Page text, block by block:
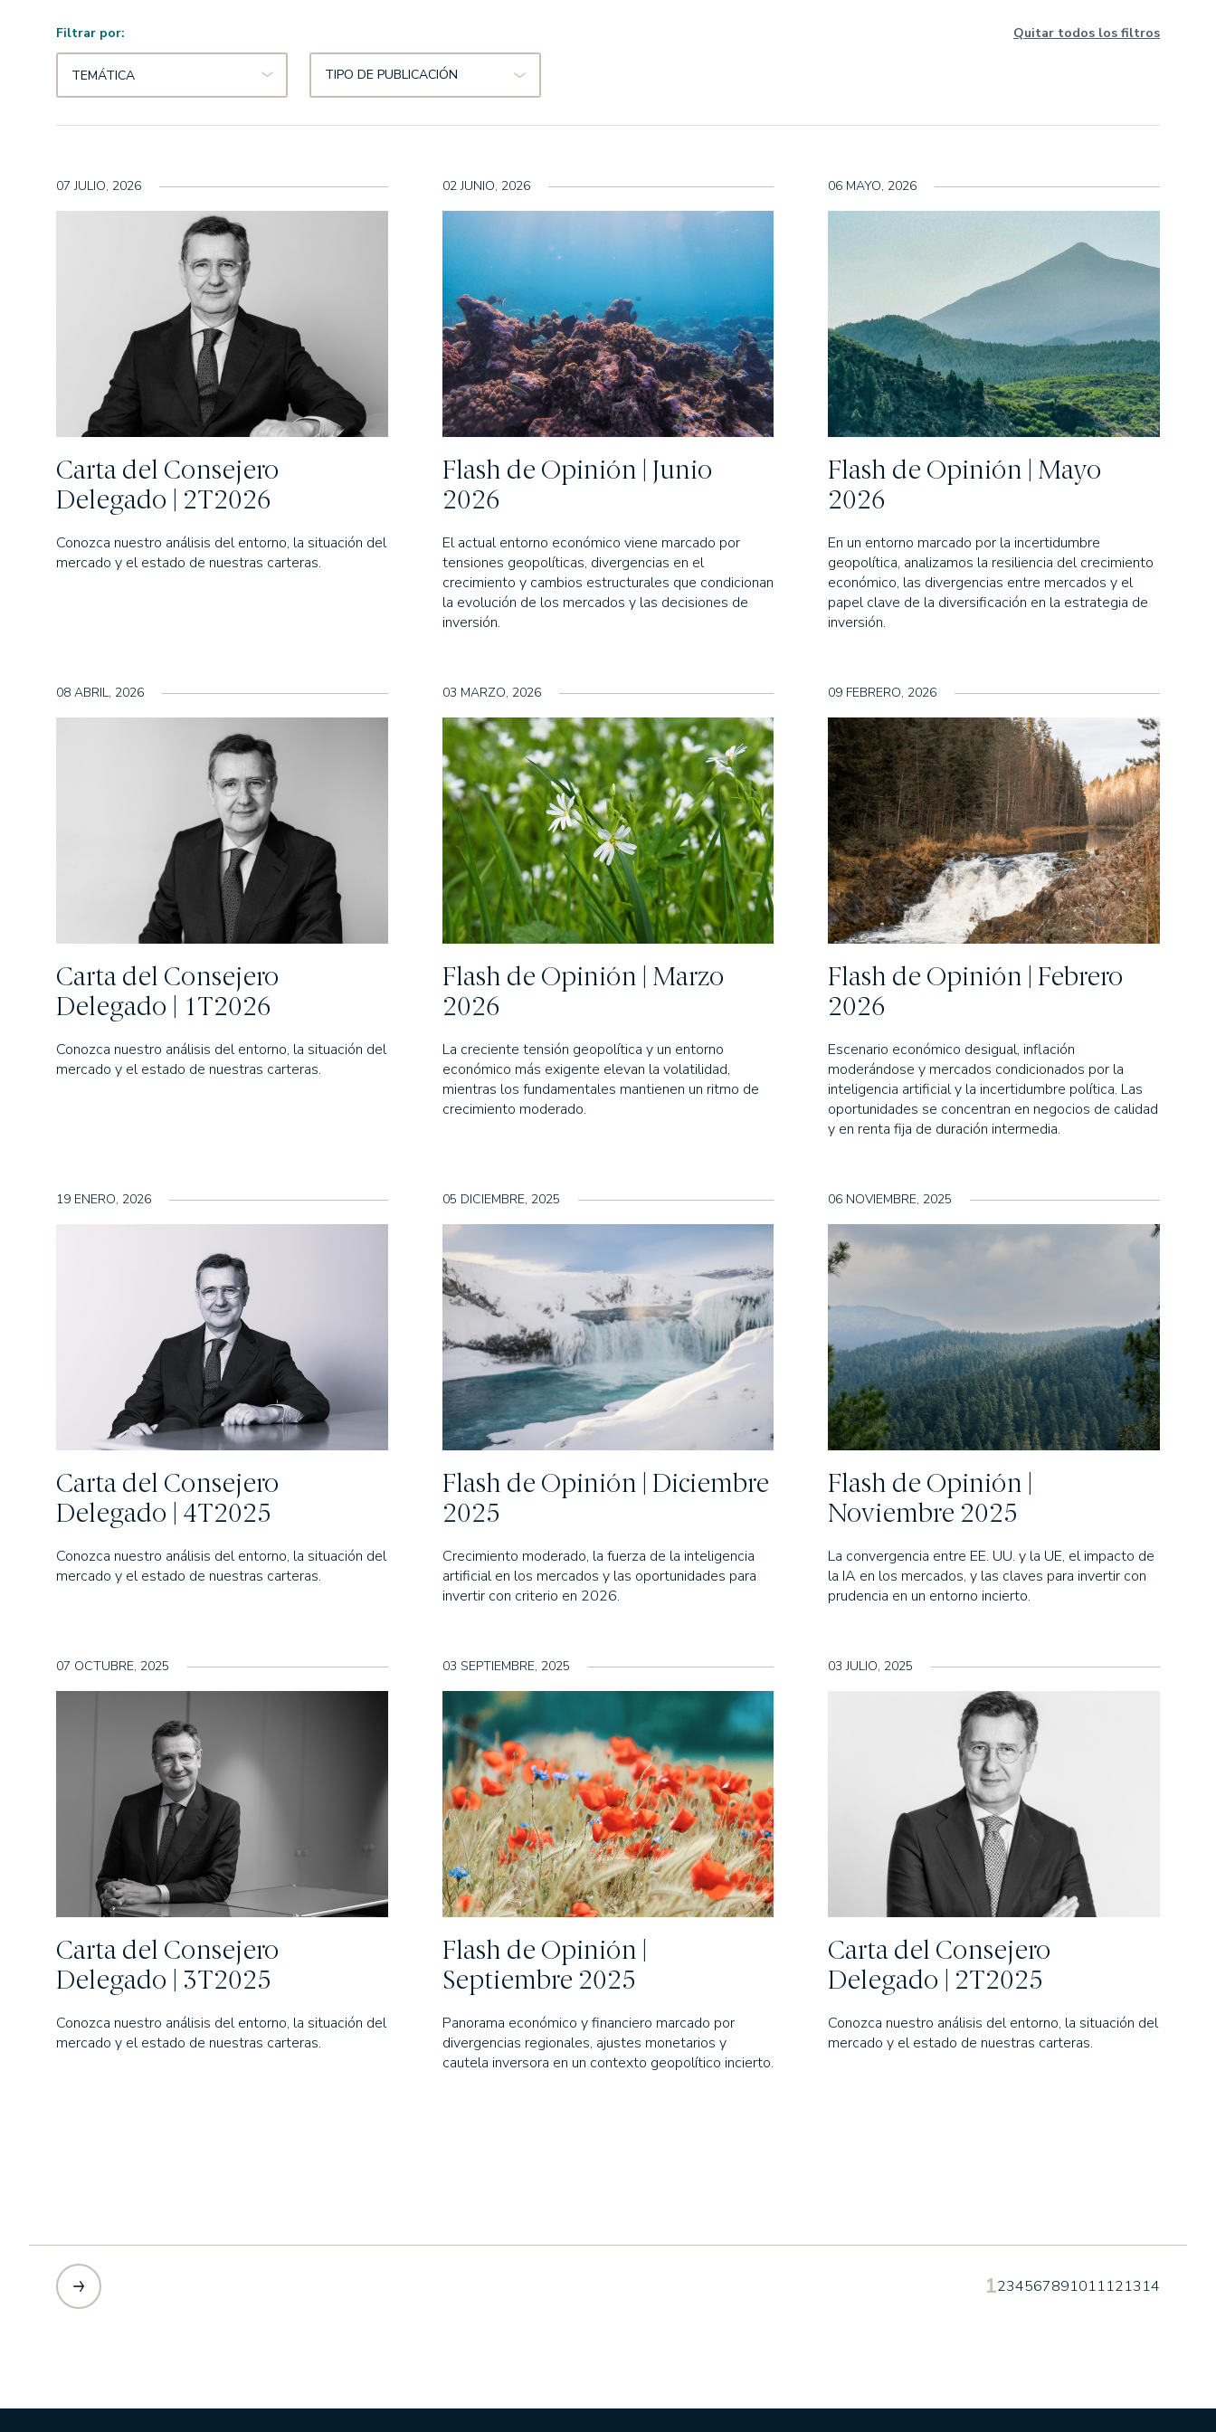
RENTABILIDADES DE NUESTROS FONDOS
RENTA VARIABLE
EDM International - Inversión/Spanish Equity
Fund
EDM International - American Growth
EDM International - Sustainable Global
EDM Renta Variable Internacional FI
EDM International Equities FI
EDM Pointer SA SIL
RENTA FIJA
EDM Ahorro FI
EDM Renta FI
EDM International - High Yield Short
EDM Renta Fija Horizonte 2,5 años FI
EDM Horizonte 3 años FI
EDM Renta Fija Vencimiento 18 meses FI
EDM International - Alterna Renta Fija
EDM Cartera FI
Tabor FI
EDM International - Flexible Fund
Fondomutua pensiones UNO
Fondomutua pensiones DOS
SICAVS GESTIONADAS
Hercasol, S.A., SICAV
Infanzón de Bergua SIL, S.A.
Union Inversora Patrimonial, S.A., SICAV
NUESTROS INFORMES
Filtrar por:
TEMÁTICA TIPO DE PUBLICACIÓN
Quitar todos los filtros
07 JULIO, 2026
Carta del Consejero
Delegado | 2T2026
Conozca nuestro análisis del entorno, la situación del
mercado y el estado de nuestras carteras.
02 JUNIO, 2026
Flash de Opinión | Junio
2026
El actual entorno económico viene marcado por
tensiones geopolíticas, divergencias en el
crecimiento y cambios estructurales que condicionan
la evolución de los mercados y las decisiones de
inversión.
06 MAYO, 2026
Flash de Opinión | Mayo
2026
En un entorno marcado por la incertidumbre
geopolítica, analizamos la resiliencia del crecimiento
económico, las divergencias entre mercados y el
papel clave de la diversificación en la estrategia de
inversión.
08 ABRIL, 2026
Carta del Consejero
Delegado | 1T2026
Conozca nuestro análisis del entorno, la situación del
mercado y el estado de nuestras carteras.
03 MARZO, 2026
Flash de Opinión | Marzo
2026
La creciente tensión geopolítica y un entorno
económico más exigente elevan la volatilidad,
mientras los fundamentales mantienen un ritmo de
crecimiento moderado.
09 FEBRERO, 2026
Flash de Opinión | Febrero
2026
Escenario económico desigual, inflación
moderándose y mercados condicionados por la
inteligencia artificial y la incertidumbre política. Las
oportunidades se concentran en negocios de calidad
y en renta fija de duración intermedia.
19 ENERO, 2026
Carta del Consejero
Delegado | 4T2025
Conozca nuestro análisis del entorno, la situación del
mercado y el estado de nuestras carteras.
05 DICIEMBRE, 2025
Flash de Opinión | Diciembre
2025
Crecimiento moderado, la fuerza de la inteligencia
artificial en los mercados y las oportunidades para
invertir con criterio en 2026.
06 NOVIEMBRE, 2025
Flash de Opinión |
Noviembre 2025
La convergencia entre EE. UU. y la UE, el impacto de
la IA en los mercados, y las claves para invertir con
prudencia en un entorno incierto.
07 OCTUBRE, 2025
Carta del Consejero
Delegado | 3T2025
Conozca nuestro análisis del entorno, la situación del
mercado y el estado de nuestras carteras.
03 SEPTIEMBRE, 2025
Flash de Opinión |
Septiembre 2025
Panorama económico y financiero marcado por
divergencias regionales, ajustes monetarios y
cautela inversora en un contexto geopolítico incierto.
03 JULIO, 2025
Carta del Consejero
Delegado | 2T2025
Conozca nuestro análisis del entorno, la situación del
mercado y el estado de nuestras carteras.
1234567891011121314